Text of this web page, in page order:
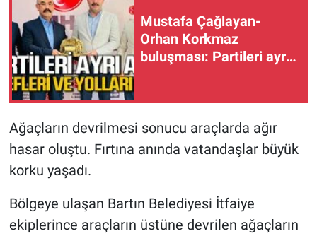
Mustafa Çağlayan-
Orhan Korkmaz
buluşması: Partileri ayrı
Ağaçların devrilmesi sonucu araçlarda ağır
hasar oluştu. Fırtına anında vatandaşlar büyük
korku yaşadı.
Bölgeye ulaşan Bartın Belediyesi İtfaiye
ekiplerince araçların üstüne devrilen ağaçların